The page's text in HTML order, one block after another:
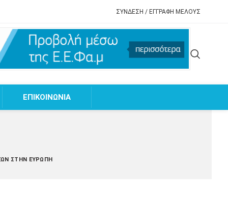
ΣΥΝΔΕΣΗ / ΕΓΓΡΑΦΗ ΜΕΛΟΥΣ
EΠΙΚΟΙΝΩΝΙΑ
ΣΤΗΝ ΕΥΡΏΠΗ